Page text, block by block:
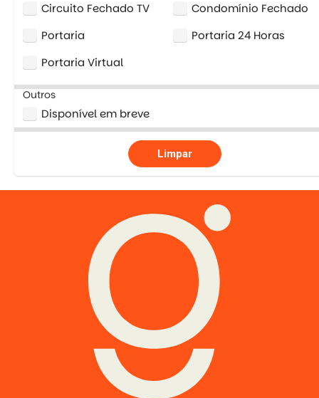
Circuito Fechado TV
Condomínio Fechado
Portaria
Portaria 24 Horas
Portaria Virtual
Outros
Disponível em breve
Limpar